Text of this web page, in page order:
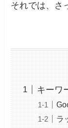
それでは、さ
キーワ
ラ